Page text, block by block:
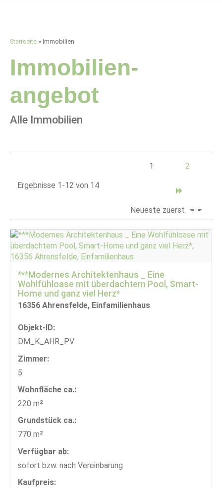
Startseite » Immobilien
Immobilien­
angebot
Alle Immobilien
Ergebnisse 1-12 von 14
1 2
Neueste zuerst
***Modernes Architektenhaus _ Eine
Wohlfühloase mit überdachtem Pool, Smart-
Home und ganz viel Herz*
16356 Ahrensfelde, Einfamilienhaus
Objekt-ID:
DM_K_AHR_PV
Zimmer:
5
Wohnfläche ca.:
220 m²
Grund­stück ca.:
770 m²
Verfügbar ab:
sofort bzw. nach Vereinbarung
Kaufpreis: